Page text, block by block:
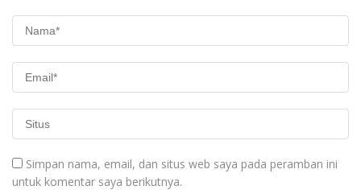
Simpan nama, email, dan situs web saya pada peramban ini
untuk komentar saya berikutnya.